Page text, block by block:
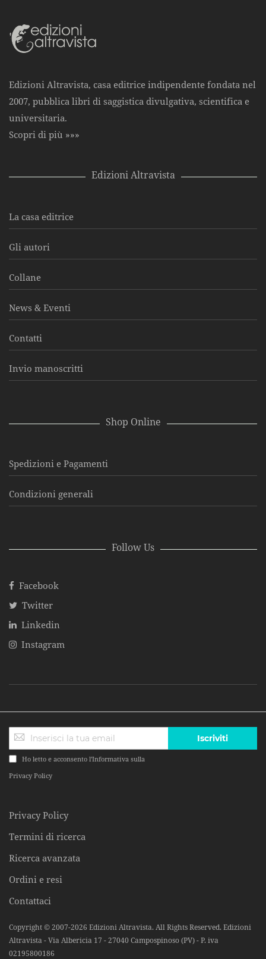
Edizioni Altravista, casa editrice indipendente fondata nel
2007, pubblica libri di saggistica divulgativa, scientifica e
universitaria.
Scopri di più »»»
Edizioni Altravista
La casa editrice
Gli autori
Collane
News & Eventi
Contatti
Invio manoscritti
Shop Online
Spedizioni e Pagamenti
Condizioni generali
Follow Us
Facebook
Twitter
Linkedin
Instagram
Ho letto e acconsento l'Informativa sulla
Privacy Policy
Iscriviti
Privacy Policy
Termini di ricerca
Ricerca avanzata
Ordini e resi
Contattaci
Copyright © 2007-2026 Edizioni Altravista. All Rights Reserved. Edizioni
Altravista - Via Albericia 17 - 27040 Campospinoso (PV) - P. iva
02195800186